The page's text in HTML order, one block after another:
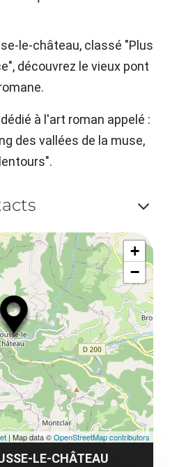
le-château, classé "Plus
découvrez le vieux pont
à l'art roman appelé :
des vallées de la muse,
ou
LE-CHÂTEAU
+
−
| Map data ©OpenStreetMap contributors